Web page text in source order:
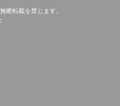
断転載を禁じます。